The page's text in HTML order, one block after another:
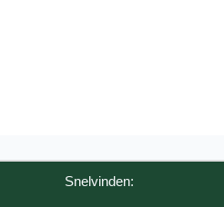
Snelvinden: